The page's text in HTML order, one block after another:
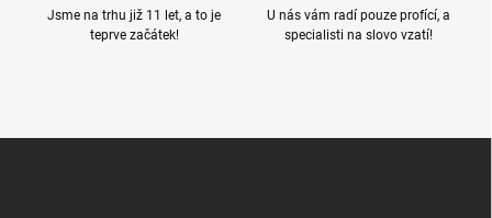
Jsme na trhu již 11 let, a to je
teprve začátek!
U nás vám radí pouze profící, a
specialisti na slovo vzatí!